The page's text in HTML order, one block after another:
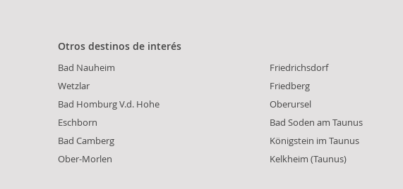
Otros destinos de interés
Bad Nauheim
Wetzlar
Bad Homburg V.d. Hohe
Eschborn
Bad Camberg
Ober-Morlen
Friedrichsdorf
Friedberg
Oberursel
Bad Soden am Taunus
Königstein im Taunus
Kelkheim (Taunus)